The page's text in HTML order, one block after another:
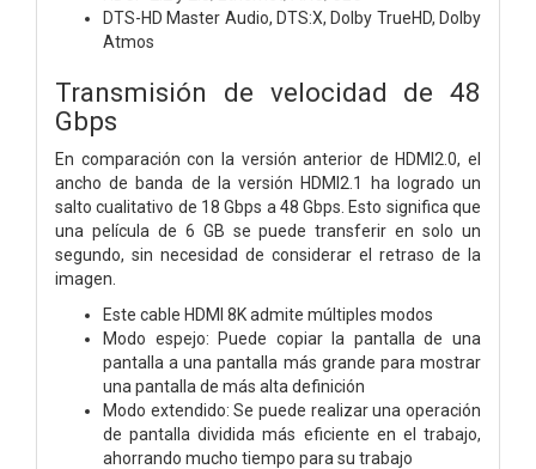
DTS-HD Master Audio, DTS:X, Dolby TrueHD, Dolby
Atmos
Transmisión de velocidad de 48
Gbps
En comparación con la versión anterior de HDMI2.0, el
ancho de banda de la versión HDMI2.1 ha logrado un
salto cualitativo de 18 Gbps a 48 Gbps. Esto significa que
una película de 6 GB se puede transferir en solo un
segundo, sin necesidad de considerar el retraso de la
imagen.
Este cable HDMI 8K admite múltiples modos
Modo espejo: Puede copiar la pantalla de una
pantalla a una pantalla más grande para mostrar
una pantalla de más alta definición
Modo extendido: Se puede realizar una operación
de pantalla dividida más eficiente en el trabajo,
ahorrando mucho tiempo para su trabajo